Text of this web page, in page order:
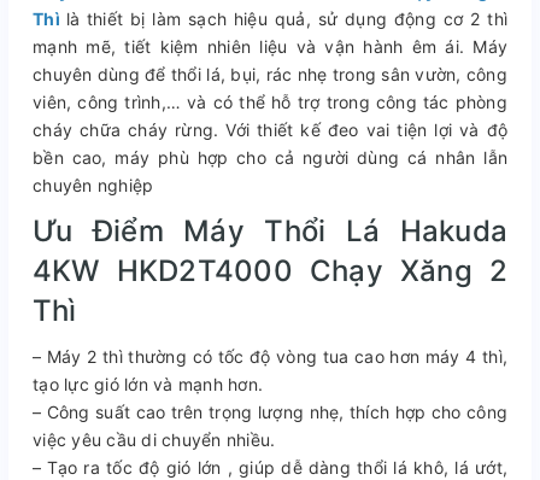
Thì là thiết bị làm sạch hiệu quả, sử dụng động cơ 2 thì
mạnh mẽ, tiết kiệm nhiên liệu và vận hành êm ái. Máy
chuyên dùng để thổi lá, bụi, rác nhẹ trong sân vườn, công
viên, công trình,… và có thể hỗ trợ trong công tác phòng
cháy chữa cháy rừng. Với thiết kế đeo vai tiện lợi và độ
bền cao, máy phù hợp cho cả người dùng cá nhân lẫn
chuyên nghiệp
Ưu Điểm Máy Thổi Lá Hakuda
4KW HKD2T4000 Chạy Xăng 2
Thì
– Máy 2 thì thường có tốc độ vòng tua cao hơn máy 4 thì,
tạo lực gió lớn và mạnh hơn.
– Công suất cao trên trọng lượng nhẹ, thích hợp cho công
việc yêu cầu di chuyển nhiều.
– Tạo ra tốc độ gió lớn , giúp dễ dàng thổi lá khô, lá ướt,